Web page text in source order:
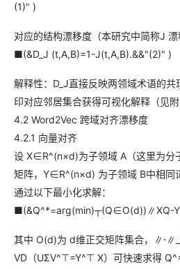
(1)" )
对应的结构漂移度（本研究中简称J 漂
■(&D_J (t,A,B)=1-J(t,A,B).&&"(2)" )
解释性：D_J直接反映两领域术语的共
印对应邻居集合获得可视化解释（见附
4.2 Word2Vec 跨域对齐漂移度
4.2.1 向量对齐
设 X∈R^(n×d)为子领域 A（这里为分
矩阵，Y∈R^(n×d) 为子领域 B中相同
通过以下最小化求解：
■(&Q^*=arg⁡(min⁡)┬(Q∈O(d))∥XQ-
其中 O(d)为 d维正交矩阵集合，
VD（UΣV^⊤=Y^⊤ X）可快速求得 Q^